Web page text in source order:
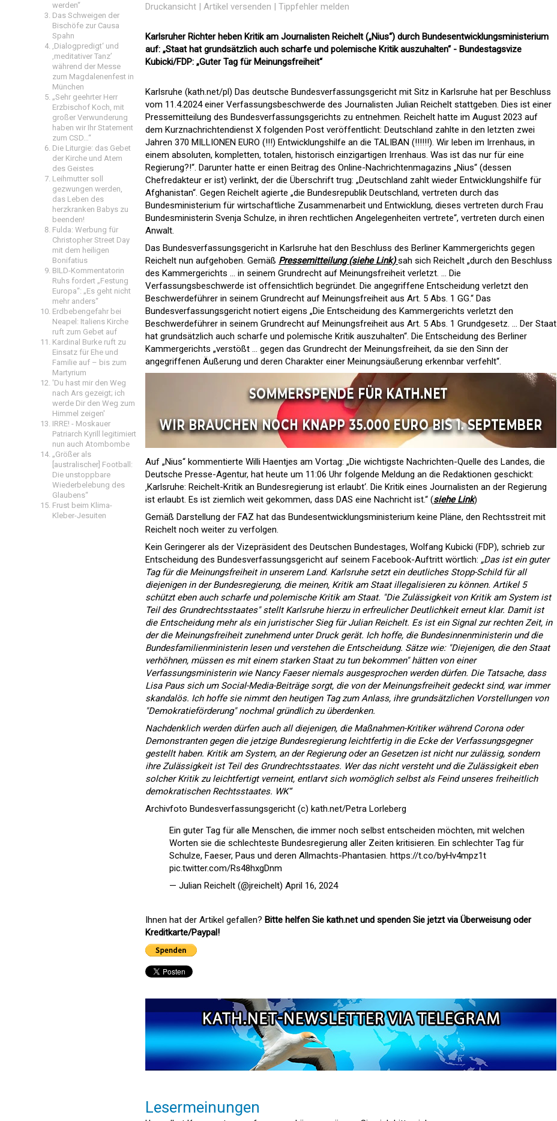
werden“
Das Schweigen der
Bischöfe zur Causa
Spahn
‚Dialogpredigt‘ und
‚meditativer Tanz’
während der Messe
zum Magdalenenfest in
München
„Sehr geehrter Herr
Erzbischof Koch, mit
großer Verwunderung
haben wir Ihr Statement
zum CSD…“
Die Liturgie: das Gebet
der Kirche und Atem
des Geistes
Leihmutter soll
gezwungen werden,
das Leben des
herzkranken Babys zu
beenden!
Fulda: Werbung für
Christopher Street Day
mit dem heiligen
Bonifatius
BILD-Kommentatorin
Ruhs fordert „Festung
Europa“: „Es geht nicht
mehr anders“
Erdbebengefahr bei
Neapel: Italiens Kirche
ruft zum Gebet auf
Kardinal Burke ruft zu
Einsatz für Ehe und
Familie auf – bis zum
Martyrium
'Du hast mir den Weg
nach Ars gezeigt; ich
werde Dir den Weg zum
Himmel zeigen'
IRRE! - Moskauer
Patriarch Kyrill legitimiert
nun auch Atombombe
„Größer als
[australischer] Football:
Die unstoppbare
Wiederbelebung des
Glaubens“
Frust beim Klima-
Kleber-Jesuiten
Druckansicht | Artikel versenden | Tippfehler melden
Karlsruher Richter heben Kritik am Journalisten Reichelt („Nius“) durch Bundesentwicklungsministerium
auf: „Staat hat grundsätzlich auch scharfe und polemische Kritik auszuhalten“ - Bundestagsvize
Kubicki/FDP: „Guter Tag für Meinungsfreiheit“
Karlsruhe (kath.net/pl) Das deutsche Bundesverfassungsgericht mit Sitz in Karlsruhe hat per Beschluss
vom 11.4.2024 einer Verfassungsbeschwerde des Journalisten Julian Reichelt stattgeben. Dies ist einer
Pressemitteilung des Bundesverfassungsgerichts zu entnehmen. Reichelt hatte im August 2023 auf
dem Kurznachrichtendienst X folgenden Post veröffentlicht: Deutschland zahlte in den letzten zwei
Jahren 370 MILLIONEN EURO (!!!) Entwicklungshilfe an die TALIBAN (!!!!!!). Wir leben im Irrenhaus, in
einem absoluten, kompletten, totalen, historisch einzigartigen Irrenhaus. Was ist das nur für eine
Regierung?!“. Darunter hatte er einen Beitrag des Online-Nachrichtenmagazins „Nius“ (dessen
Chefredakteur er ist) verlinkt, der die Überschrift trug: „Deutschland zahlt wieder Entwicklungshilfe für
Afghanistan“. Gegen Reichelt agierte „die Bundesrepublik Deutschland, vertreten durch das
Bundesministerium für wirtschaftliche Zusammenarbeit und Entwicklung, dieses vertreten durch Frau
Bundesministerin Svenja Schulze, in ihren rechtlichen Angelegenheiten vertrete“, vertreten durch einen
Anwalt.
Das Bundesverfassungsgericht in Karlsruhe hat den Beschluss des Berliner Kammergerichts gegen
Reichelt nun aufgehoben. Gemäß Pressemitteilung (siehe Link)sah sich Reichelt „durch den Beschluss
des Kammergerichts … in seinem Grundrecht auf Meinungsfreiheit verletzt. … Die
Verfassungsbeschwerde ist offensichtlich begründet. Die angegriffene Entscheidung verletzt den
Beschwerdeführer in seinem Grundrecht auf Meinungsfreiheit aus Art. 5 Abs. 1 GG.“ Das
Bundesverfassungsgericht notiert eigens „Die Entscheidung des Kammergerichts verletzt den
Beschwerdeführer in seinem Grundrecht auf Meinungsfreiheit aus Art. 5 Abs. 1 Grundgesetz. … Der Staat
hat grundsätzlich auch scharfe und polemische Kritik auszuhalten“. Die Entscheidung des Berliner
Kammergerichts „verstößt … gegen das Grundrecht der Meinungsfreiheit, da sie den Sinn der
angegriffenen Äußerung und deren Charakter einer Meinungsäußerung erkennbar verfehlt“.
Auf „Nius“ kommentierte Willi Haentjes am Vortag: „Die wichtigste Nachrichten-Quelle des Landes, die
Deutsche Presse-Agentur, hat heute um 11:06 Uhr folgende Meldung an die Redaktionen geschickt:
‚Karlsruhe: Reichelt-Kritik an Bundesregierung ist erlaubt‘. Die Kritik eines Journalisten an der Regierung
ist erlaubt. Es ist ziemlich weit gekommen, dass DAS eine Nachricht ist.“ (siehe Link)
Gemäß Darstellung der FAZ hat das Bundesentwicklungsministerium keine Pläne, den Rechtsstreit mit
Reichelt noch weiter zu verfolgen.
Kein Geringerer als der Vizepräsident des Deutschen Bundestages, Wolfang Kubicki (FDP), schrieb zur
Entscheidung des Bundesverfassungsgericht auf seinem Facebook-Auftritt wörtlich: „Das ist ein guter
Tag für die Meinungsfreiheit in unserem Land. Karlsruhe setzt ein deutliches Stopp-Schild für all
diejenigen in der Bundesregierung, die meinen, Kritik am Staat illegalisieren zu können. Artikel 5
schützt eben auch scharfe und polemische Kritik am Staat. "Die Zulässigkeit von Kritik am System ist
Teil des Grundrechtsstaates" stellt Karlsruhe hierzu in erfreulicher Deutlichkeit erneut klar. Damit ist
die Entscheidung mehr als ein juristischer Sieg für Julian Reichelt. Es ist ein Signal zur rechten Zeit, in
der die Meinungsfreiheit zunehmend unter Druck gerät. Ich hoffe, die Bundesinnenministerin und die
Bundesfamilienministerin lesen und verstehen die Entscheidung. Sätze wie: "Diejenigen, die den Staat
verhöhnen, müssen es mit einem starken Staat zu tun bekommen" hätten von einer
Verfassungsministerin wie Nancy Faeser niemals ausgesprochen werden dürfen. Die Tatsache, dass
Lisa Paus sich um Social-Media-Beiträge sorgt, die von der Meinungsfreiheit gedeckt sind, war immer
skandalös. Ich hoffe sie nimmt den heutigen Tag zum Anlass, ihre grundsätzlichen Vorstellungen von
"Demokratieförderung" nochmal gründlich zu überdenken.
Nachdenklich werden dürfen auch all diejenigen, die Maßnahmen-Kritiker während Corona oder
Demonstranten gegen die jetzige Bundesregierung leichtfertig in die Ecke der Verfassungsgegner
gestellt haben. Kritik am System, an der Regierung oder an Gesetzen ist nicht nur zulässig, sondern
ihre Zulässigkeit ist Teil des Grundrechtsstaates. Wer das nicht versteht und die Zulässigkeit eben
solcher Kritik zu leichtfertigt verneint, entlarvt sich womöglich selbst als Feind unseres freiheitlich
demokratischen Rechtsstaates. WK“
Archivfoto Bundesverfassungsgericht (c) kath.net/Petra Lorleberg
Ein guter Tag für alle Menschen, die immer noch selbst entscheiden möchten, mit welchen
Worten sie die schlechteste Bundesregierung aller Zeiten kritisieren. Ein schlechter Tag für
Schulze, Faeser, Paus und deren Allmachts-Phantasien. https://t.co/byHv4mpz1t
pic.twitter.com/Rs48hxgDnm
— Julian Reichelt (@jreichelt) April 16, 2024
Ihnen hat der Artikel gefallen? Bitte helfen Sie kath.net und spenden Sie jetzt via Überweisung oder
Kreditkarte/Paypal!
Lesermeinungen